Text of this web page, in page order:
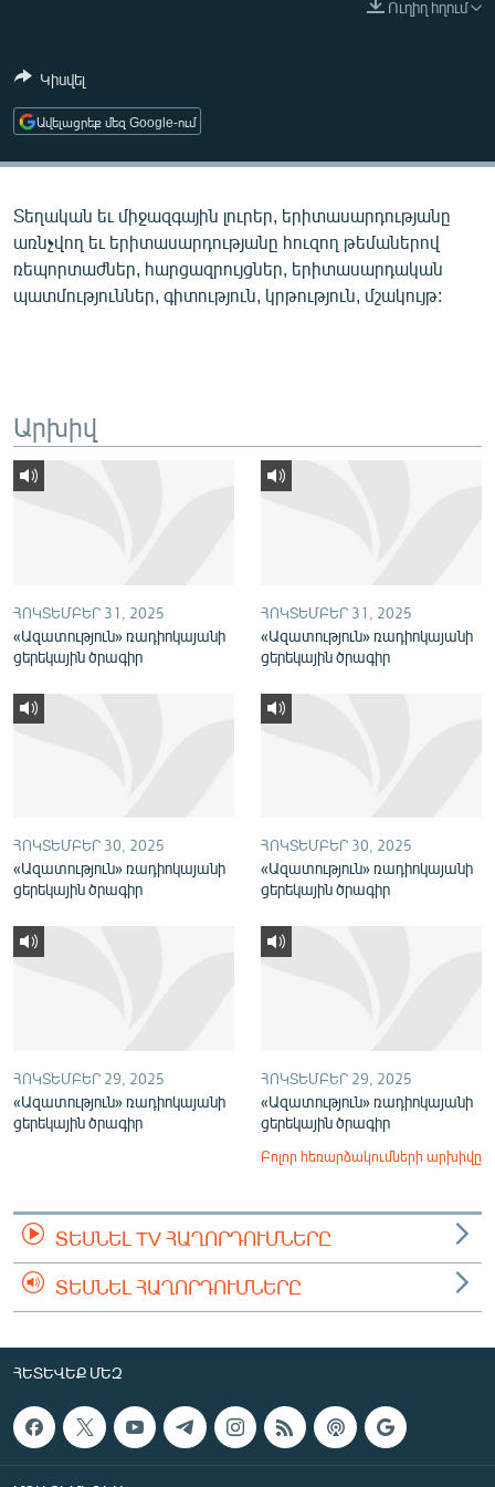
ՄԵԿՆԱԲԱՆՈՒԹՅՈՒՆ
ԿՈՐՈՆԱՎԻՐՈՒՍ
ԱՐԽԻՎ
ՏԵՍԱՆՅՈՒԹԵՐ
ՓՈԴՔԱՍԹ
Հայերեն
ՀԵՏԵՎԵՔ ՄԵԶ
Ուղիղ հղում
Կիսվել
Ավելացրեք մեզ Google-ում
Տեղական եւ միջազգային լուրեր, երիտասարդությանը
առնչվող եւ երիտասարդությանը հուզող թեմաներով
ռեպորտաժներ, հարցազրույցներ, երիտասարդական
պատմություններ, գիտություն, կրթություն, մշակույթ:
Արխիվ
ՀՈԿՏԵՄԲԵՐ 31, 2025
«Ազատություն» ռադիոկայանի
ցերեկային ծրագիր
ՀՈԿՏԵՄԲԵՐ 31, 2025
«Ազատություն» ռադիոկայանի
ցերեկային ծրագիր
ՀՈԿՏԵՄԲԵՐ 30, 2025
«Ազատություն» ռադիոկայանի
ցերեկային ծրագիր
ՀՈԿՏԵՄԲԵՐ 30, 2025
«Ազատություն» ռադիոկայանի
ցերեկային ծրագիր
ՀՈԿՏԵՄԲԵՐ 29, 2025
«Ազատություն» ռադիոկայանի
ցերեկային ծրագիր
ՀՈԿՏԵՄԲԵՐ 29, 2025
«Ազատություն» ռադիոկայանի
ցերեկային ծրագիր
Բոլոր հեռարձակումների արխիվը
ՏԵՍՆԵԼ TV ՀԱՂՈՐԴՈՒՄՆԵՐԸ
ՏԵՍՆԵԼ ՀԱՂՈՐԴՈՒՄՆԵՐԸ
ՀԵՏԵՎԵՔ ՄԵԶ